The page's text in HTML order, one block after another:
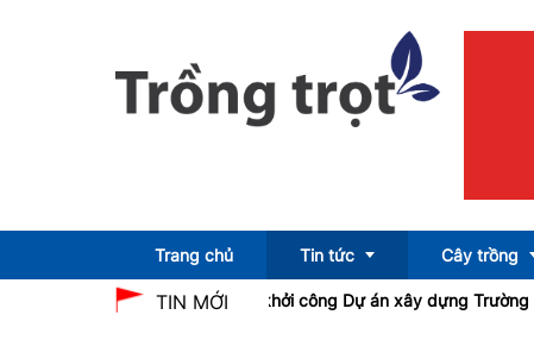
Trang chủ Tin tức Cây trồng
TIN MỚI
Thị Thanh Trà dự lễ khởi công Dự án xây dựng Trường Trung